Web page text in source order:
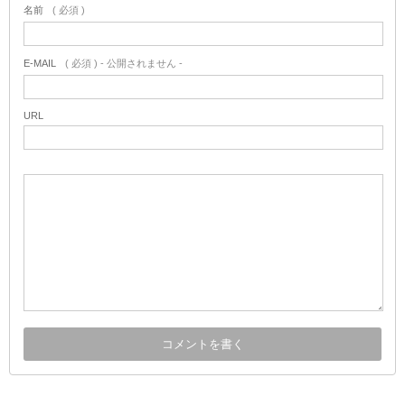
名前 ( 必須 )
E-MAIL ( 必須 ) - 公開されません -
URL